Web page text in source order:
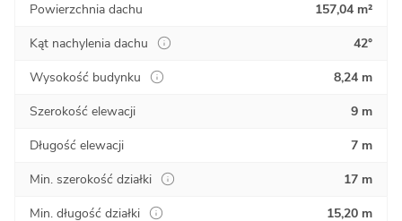
Powierzchnia dachu
157,04 m²
Kąt nachylenia dachu
42°
Wysokość budynku
8,24 m
Szerokość elewacji
9 m
Długość elewacji
7 m
Min. szerokość działki
17 m
Min. długość działki
15,20 m